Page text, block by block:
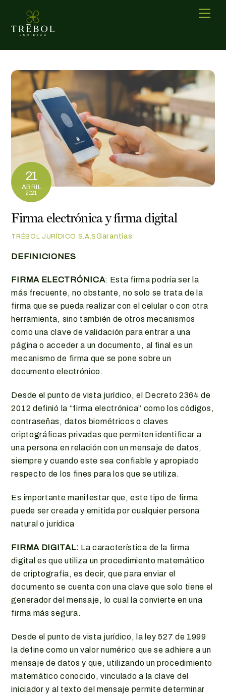
content
21
ABRIL
2021
Firma electrónica y firma digital
TRÉBOL JURÍDICO S.A.SGarantías
DEFINICIONES
FIRMA ELECTRÓNICA: Esta firma podría ser la
más frecuente, no obstante, no solo se trata de la
firma que se pueda realizar con el celular o con otra
herramienta, sino también de otros mecanismos
como una clave de validación para entrar a una
página o acceder a un documento, al final es un
mecanismo de firma que se pone sobre un
documento electrónico.
Desde el punto de vista jurídico, el Decreto 2364 de
2012 definió la “firma electrónica” como los códigos,
contraseñas, datos biométricos o claves
criptográficas privadas que permiten identificar a
una persona en relación con un mensaje de datos,
siempre y cuando este sea confiable y apropiado
respecto de los fines para los que se utiliza.
Es importante manifestar que, este tipo de firma
puede ser creada y emitida por cualquier persona
natural o jurídica
FIRMA DIGITAL: La característica de la firma
digital es que utiliza un procedimiento matemático
de criptografía, es decir, que para enviar el
documento se cuenta con una clave que solo tiene el
generador del mensaje, lo cual la convierte en una
firma más segura.
Desde el punto de vista jurídico, la ley 527 de 1999
la define como un valor numérico que se adhiere a un
mensaje de datos y que, utilizando un procedimiento
matemático conocido, vinculado a la clave del
iniciador y al texto del mensaje permite determinar